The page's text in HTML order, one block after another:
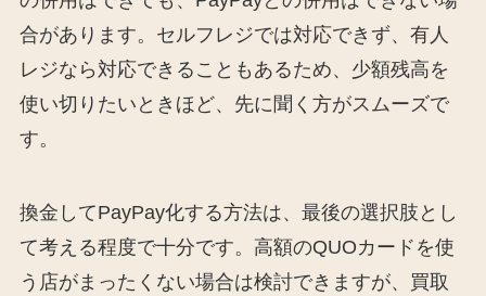
合があります。セルフレジでは対応できず、有人
レジなら対応できることもあるため、少額残高を
使い切りたいときほど、先に聞く方がスムーズで
す。
換金してPayPay化する方法は、最後の選択肢とし
て考える程度で十分です。高額のQUOカードを使
う店がまったくない場合は検討できますが、買取